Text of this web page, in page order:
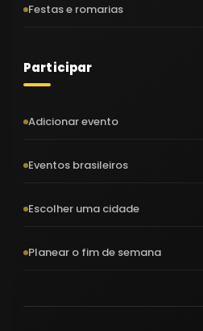
Festas e romarias
Participar
Adicionar evento
Eventos brasileiros
Escolher uma cidade
Planear o fim de semana